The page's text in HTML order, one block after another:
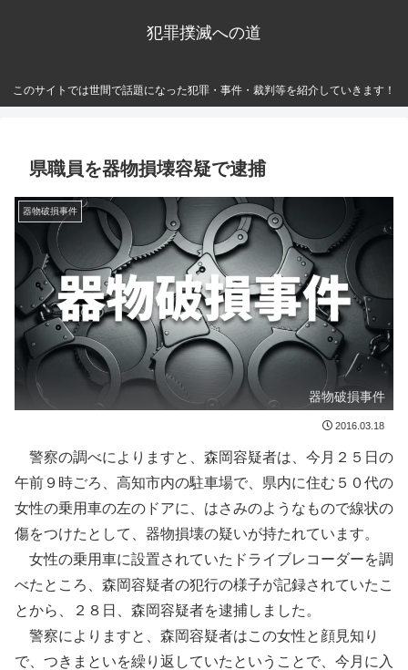
犯罪撲滅への道
このサイトでは世間で話題になった犯罪・事件・裁判等を紹介していきます！
県職員を器物損壊容疑で逮捕
器物破損事件
器物破損事件
2016.03.18
警察の調べによりますと、森岡容疑者は、今月２５日の
午前９時ごろ、高知市内の駐車場で、県内に住む５０代の
女性の乗用車の左のドアに、はさみのようなもので線状の
傷をつけたとして、器物損壊の疑いが持たれています。
女性の乗用車に設置されていたドライブレコーダーを調
べたところ、森岡容疑者の犯行の様子が記録されていたこ
とから、２８日、森岡容疑者を逮捕しました。
警察によりますと、森岡容疑者はこの女性と顔見知り
で、つきまといを繰り返していたということで、今月に入